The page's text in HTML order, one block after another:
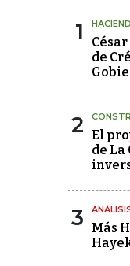
1
de
2
El
de
3
Más